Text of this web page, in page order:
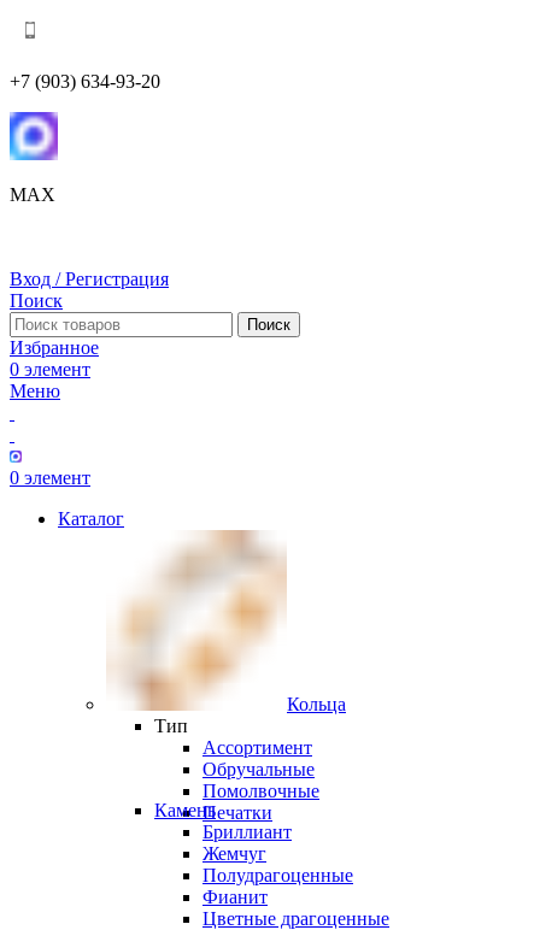
+7 (903) 634-93-20
MAX
Вход / Регистрация
Поиск
Поиск
Избранное
0 элемент
Меню
0 элемент
Каталог
Кольца
Тип
Ассортимент
Обручальные
Помолвочные
Печатки
Камень
Бриллиант
Жемчуг
Полудрагоценные
Фианит
Цветные драгоценные